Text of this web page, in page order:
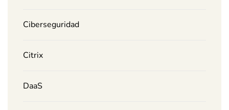
Ciberseguridad
Citrix
DaaS